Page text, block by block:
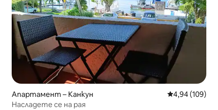
Апартамент – Канкун Средна
4,94 (109)
Насладете се на рая